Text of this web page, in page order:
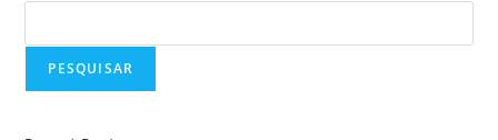
PESQUISAR